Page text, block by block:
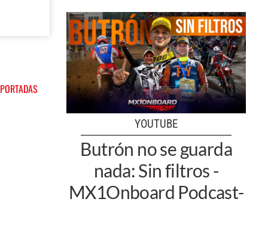
YOUTUBE
Butrón no se guarda
nada: Sin filtros -
MX1Onboard Podcast-